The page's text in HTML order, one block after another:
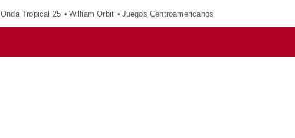
Onda Tropical 25 William Orbit Juegos Centroamericanos